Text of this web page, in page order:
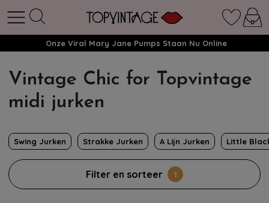
Onze Viral Mary Jane Pumps Staan Nu Online
Vintage Chic for Topvintage
midi jurken
Swing Jurken Strakke Jurken A Lijn Jurken Little
Filter en sorteer 1